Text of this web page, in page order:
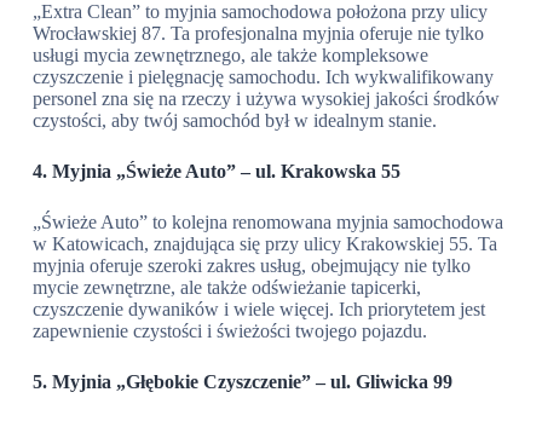
„Extra Clean” to myjnia samochodowa położona przy ulicy
Wrocławskiej 87. Ta profesjonalna myjnia oferuje nie tylko
usługi mycia zewnętrznego, ale także kompleksowe
czyszczenie i pielęgnację samochodu. Ich wykwalifikowany
personel zna się na rzeczy i używa wysokiej jakości środków
czystości, aby twój samochód był w idealnym stanie.
4. Myjnia „Świeże Auto” – ul. Krakowska 55
„Świeże Auto” to kolejna renomowana myjnia samochodowa
w Katowicach, znajdująca się przy ulicy Krakowskiej 55. Ta
myjnia oferuje szeroki zakres usług, obejmujący nie tylko
mycie zewnętrzne, ale także odświeżanie tapicerki,
czyszczenie dywaników i wiele więcej. Ich priorytetem jest
zapewnienie czystości i świeżości twojego pojazdu.
5. Myjnia „Głębokie Czyszczenie” – ul. Gliwicka 99